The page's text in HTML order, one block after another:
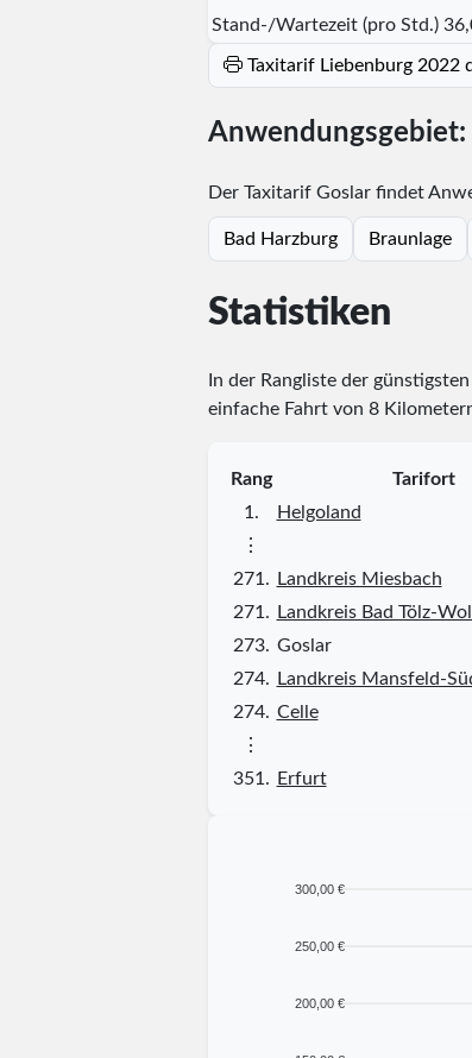
Stand-/Wartezeit (pro Std.)
Taxitarif Liebenburg 2022
Anwendungsgebiet:
Der Taxitarif Goslar findet
Bad Harzburg Braunlage
Statistiken
In der Rangliste der
einfache Fahrt von 8
Rang Tarifort
1.
Helgoland
⋮
271.
Landkreis Miesbach
271.
Landkreis Bad Tölz-
273. Goslar
274.
Landkreis Mansfeld-
274. Celle
⋮
351.
Erfurt
300,00 €
250,00 €
200,00 €